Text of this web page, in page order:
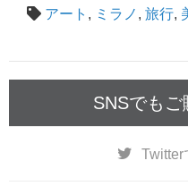
アート , ミラノ , 旅行,
SNSでもご
Twitter